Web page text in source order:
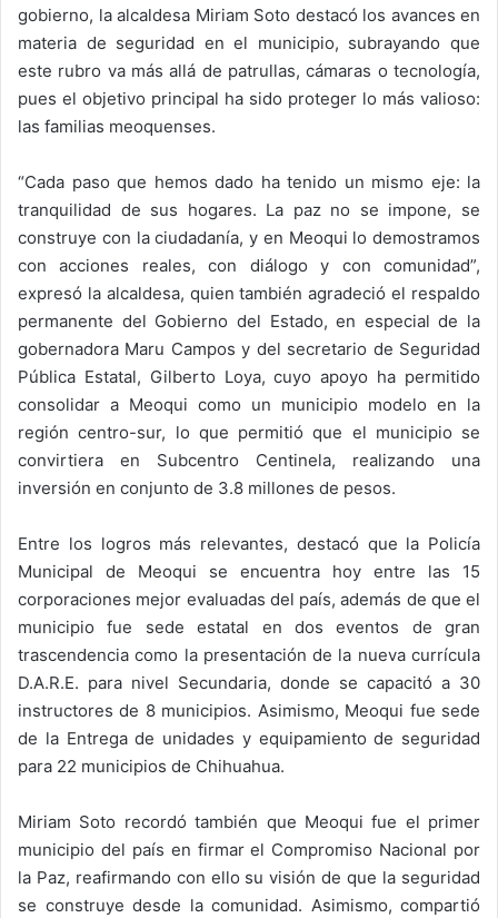
gobierno, la alcaldesa Miriam Soto destacó los avances en
materia de seguridad en el municipio, subrayando que
este rubro va más allá de patrullas, cámaras o tecnología,
pues el objetivo principal ha sido proteger lo más valioso:
las familias meoquenses.
“Cada paso que hemos dado ha tenido un mismo eje: la
tranquilidad de sus hogares. La paz no se impone, se
construye con la ciudadanía, y en Meoqui lo demostramos
con acciones reales, con diálogo y con comunidad”,
expresó la alcaldesa, quien también agradeció el respaldo
permanente del Gobierno del Estado, en especial de la
gobernadora Maru Campos y del secretario de Seguridad
Pública Estatal, Gilberto Loya, cuyo apoyo ha permitido
consolidar a Meoqui como un municipio modelo en la
región centro-sur, lo que permitió que el municipio se
convirtiera en Subcentro Centinela, realizando una
inversión en conjunto de 3.8 millones de pesos.
Entre los logros más relevantes, destacó que la Policía
Municipal de Meoqui se encuentra hoy entre las 15
corporaciones mejor evaluadas del país, además de que el
municipio fue sede estatal en dos eventos de gran
trascendencia como la presentación de la nueva currícula
D.A.R.E. para nivel Secundaria, donde se capacitó a 30
instructores de 8 municipios. Asimismo, Meoqui fue sede
de la Entrega de unidades y equipamiento de seguridad
para 22 municipios de Chihuahua.
Miriam Soto recordó también que Meoqui fue el primer
municipio del país en firmar el Compromiso Nacional por
la Paz, reafirmando con ello su visión de que la seguridad
se construye desde la comunidad. Asimismo, compartió